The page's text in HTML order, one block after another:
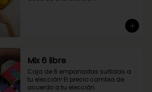
Mix 6 libre
Caja de 6 empanadas surtidas a
tu elección! El precio cambia de
acuerdo a tu elección.